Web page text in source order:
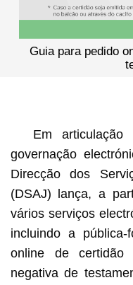
Guia para pedido
Em
governação
Direcção dos
(DSAJ) lança, a
vários serviços
incluindo a
online de
negativa de